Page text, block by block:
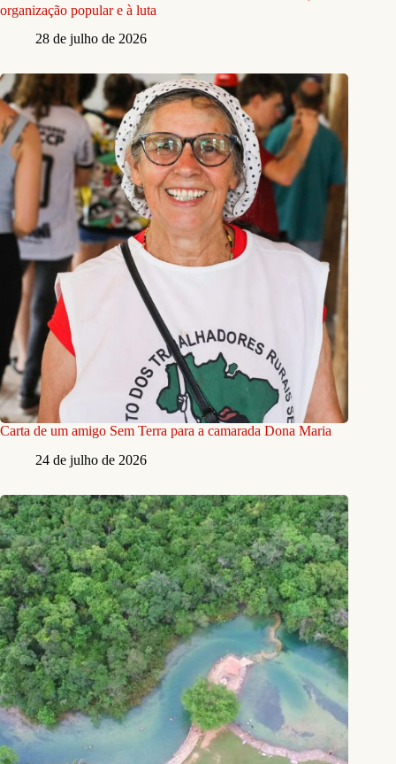
organização popular e à luta
28 de julho de 2026
Carta de um amigo Sem Terra para a camarada Dona Maria
24 de julho de 2026